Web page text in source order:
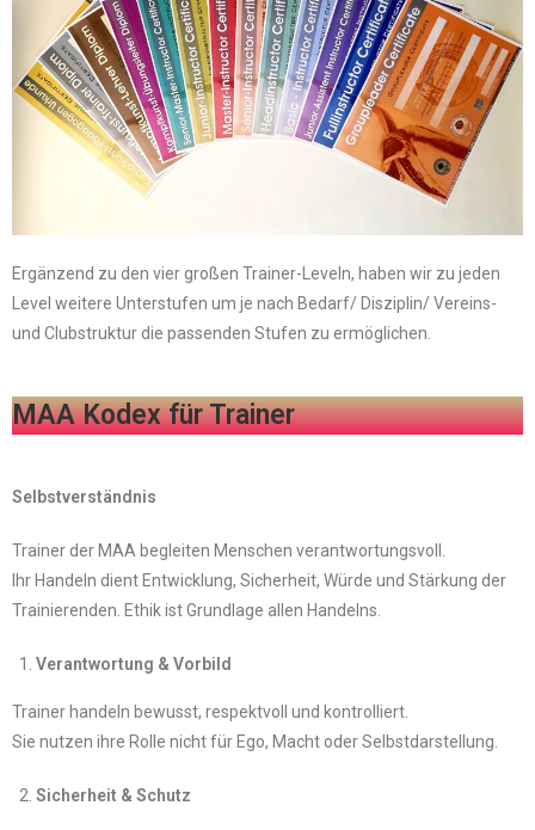
Ergänzend zu den vier großen Trainer-Leveln, haben wir zu jeden
Level weitere Unterstufen um je nach Bedarf/ Disziplin/ Vereins-
und Clubstruktur die passenden Stufen zu ermöglichen.
MAA Kodex für Trainer
Selbstverständnis
Trainer der MAA begleiten Menschen verantwortungsvoll.
Ihr Handeln dient Entwicklung, Sicherheit, Würde und Stärkung der
Trainierenden. Ethik ist Grundlage allen Handelns.
Verantwortung & Vorbild
Trainer handeln bewusst, respektvoll und kontrolliert.
Sie nutzen ihre Rolle nicht für Ego, Macht oder Selbstdarstellung.
Sicherheit & Schutz